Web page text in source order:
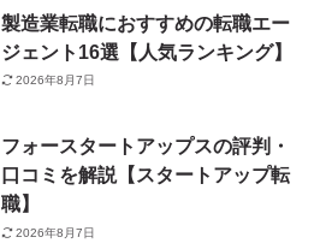
製造業転職におすすめの転職エー
ジェント16選【人気ランキング】
2026年8月7日
フォースタートアップスの評判・
口コミを解説【スタートアップ転
職】
2026年8月7日